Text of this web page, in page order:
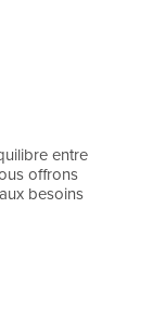
entre
offrons
besoins